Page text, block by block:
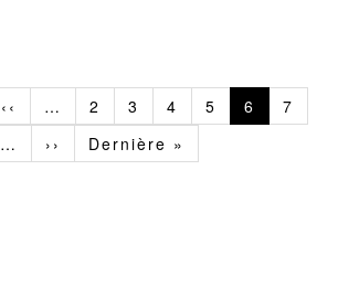
Page
précédente
‹‹ … Page
2 Page
3 Page
4 Page
5
Page
courante
6 Page
7
…
Page
suivante
››
Dernière
page
Dernière »